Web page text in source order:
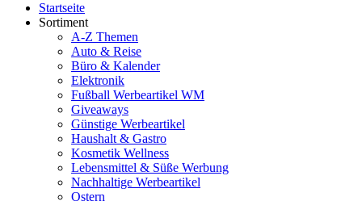
Startseite
Sortiment
A-Z Themen
Auto & Reise
Büro & Kalender
Elektronik
Fußball Werbeartikel WM
Giveaways
Günstige Werbeartikel
Haushalt & Gastro
Kosmetik Wellness
Lebensmittel & Süße Werbung
Nachhaltige Werbeartikel
Ostern